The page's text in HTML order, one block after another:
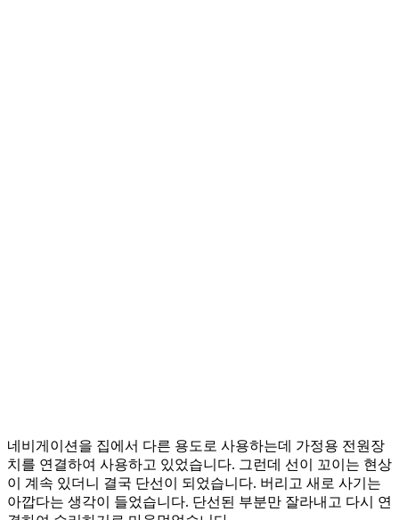
네비게이션을 집에서 다른 용도로 사용하는데 가정용 전원장
치를 연결하여 사용하고 있었습니다. 그런데 선이 꼬이는 현상
이 계속 있더니 결국 단선이 되었습니다. 버리고 새로 사기는
아깝다는 생각이 들었습니다. 단선된 부분만 잘라내고 다시 연